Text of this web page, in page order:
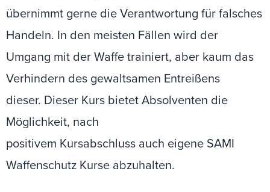
übernimmt gerne die Verantwortung für falsches
Handeln. In den meisten Fällen wird der
Umgang mit der Waffe trainiert, aber kaum das
Verhindern des gewaltsamen Entreißens
dieser. Dieser Kurs bietet Absolventen die
Möglichkeit, nach
positivem Kursabschluss auch eigene SAMI
Waffenschutz Kurse abzuhalten.